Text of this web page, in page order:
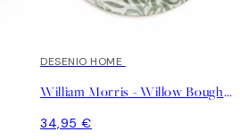
DESENIO HOME
William Morris - Willow Bough Round Tablett
34,95 €